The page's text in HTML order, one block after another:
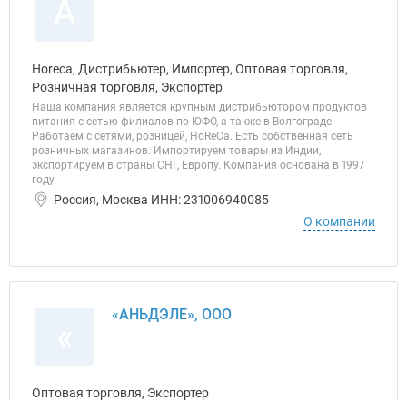
Horeca, Дистрибьютер, Импортер, Оптовая торговля,
Розничная торговля, Экспортер
Наша компания является крупным дистрибьютором продуктов
питания с сетью филиалов по ЮФО, а также в Волгограде.
Работаем с сетями, розницей, HoReCa. Есть собственная сеть
розничных магазинов. Импортируем товары из Индии,
экспортируем в страны СНГ, Европу. Компания основана в 1997
году.
Россия, Москва ИНН: 231006940085
О компании
«АНЬДЭЛЕ», ООО
Оптовая торговля, Экспортер